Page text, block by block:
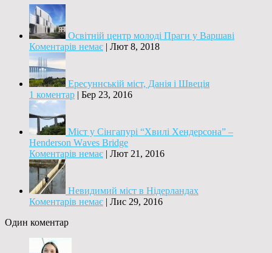
Освітній центр молоді Праги у Варшаві
Коментарів немає | Лют 8, 2018
Ересуннській міст, Данія і Швеція
1 коментар | Бер 23, 2016
Міст у Сінгапурі “Хвилі Хендерсона” –
Hеnderson Wаves Bridgе
Коментарів немає | Лют 21, 2016
Невидимий міст в Нідерландах
Коментарів немає | Лис 29, 2016
Один коментар